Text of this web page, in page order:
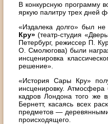
В конкурсную программу
яркую палитру трех дней
«Издалека долго» был не
Кру»(театр-студия
Петербург, режиссер П.
О. Смолюгова) были
инсценировка
решение».
«История Сары Кру»
инсценировку. Атмосфера
кадров Лондона того же
Бернетт, касаясь всех
предметов —
происходящего.